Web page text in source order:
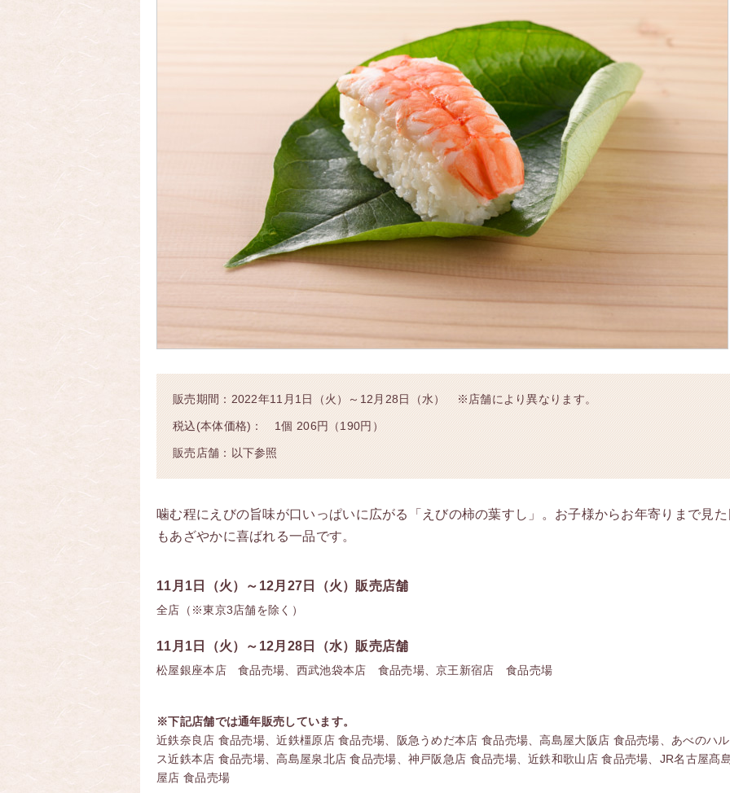
販売期間：2022年11月1日（火）～12月28日（水） ※店舗により異なります。
税込(本体価格)： 1個 206円（190円）
販売店舗：以下参照
噛む程にえびの旨味が口いっぱいに広がる「えびの柿の葉すし」。お子様からお年寄りまで見た
もあざやかに喜ばれる一品です。
11月1日（火）～12月27日（火）販売店舗
全店（※東京3店舗を除く）
11月1日（火）～12月28日（水）販売店舗
松屋銀座本店 食品売場、西武池袋本店 食品売場、京王新宿店 食品売場
※下記店舗では通年販売しています。
近鉄奈良店 食品売場、近鉄橿原店 食品売場、阪急うめだ本店 食品売場、高島屋大阪店 食品売場、あべのハ
ス近鉄本店 食品売場、高島屋泉北店 食品売場、神戸阪急店 食品売場、近鉄和歌山店 食品売場、JR名古屋髙
屋店 食品売場